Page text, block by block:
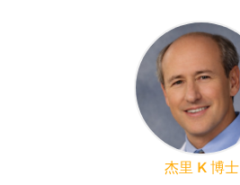
杰里 K 博士